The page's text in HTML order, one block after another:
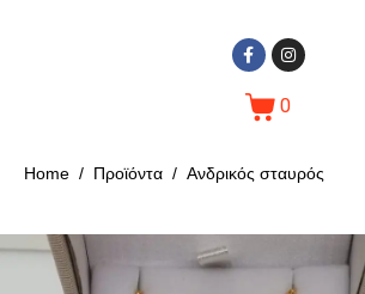
0
Home Προϊόντα Ανδρικός σταυρός